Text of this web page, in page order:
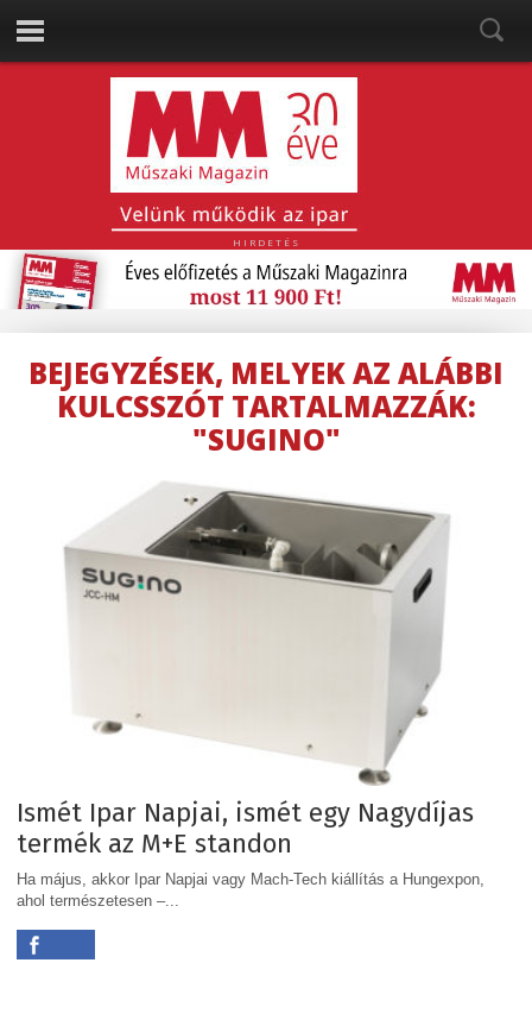
HIRDETÉS
BEJEGYZÉSEK, MELYEK AZ ALÁBBI
KULCSSZÓT TARTALMAZZÁK:
"SUGINO"
Ismét Ipar Napjai, ismét egy Nagydíjas
termék az M+E standon
Ha május, akkor Ipar Napjai vagy Mach-Tech kiállítás a Hungexpon,
ahol természetesen –...